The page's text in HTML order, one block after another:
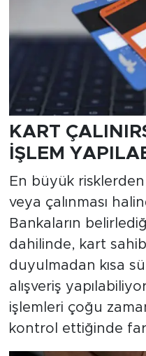
KART
İŞLEM
En büyük risklerden
veya çalınması
Bankaların
dahilinde, kart
duyulmadan kısa
alışveriş
işlemleri çoğu
kontrol ettiğinde